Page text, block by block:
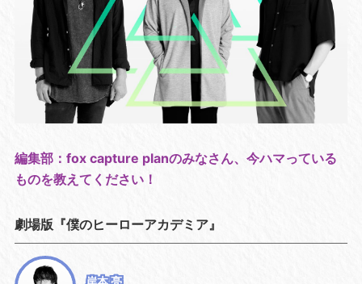
編集部：fox capture planのみなさん、今ハマっている
ものを教えてください！
劇場版『僕のヒーローアカデミア』
岸本 亮